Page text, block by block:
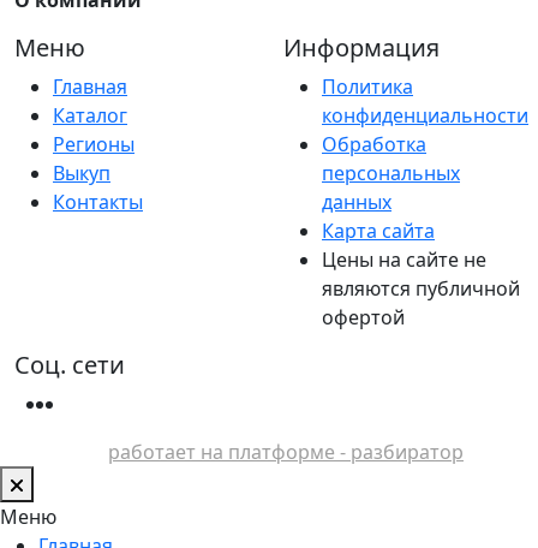
Меню
Главная
Каталог
Регионы
Выкуп
Контакты
Информация
Политика
конфиденциальности
Обработка
персональных
данных
Карта сайта
Цены на сайте не
являются публичной
офертой
Соц. сети
работает на платформе - разбиратор
Меню